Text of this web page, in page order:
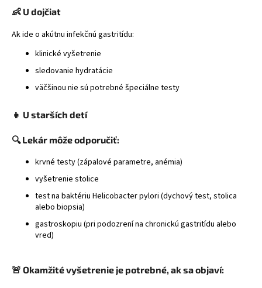
👶 U dojčiat
Ak ide o akútnu infekčnú gastritídu:
klinické vyšetrenie
sledovanie hydratácie
väčšinou nie sú potrebné špeciálne testy
👧 U starších detí
🔍 Lekár môže odporučiť:
krvné testy (zápalové parametre, anémia)
vyšetrenie stolice
test na baktériu Helicobacter pylori (dychový test, stolica
alebo biopsia)
gastroskopiu (pri podozrení na chronickú gastritídu alebo
vred)
🚨 Okamžité vyšetrenie je potrebné, ak sa objaví: